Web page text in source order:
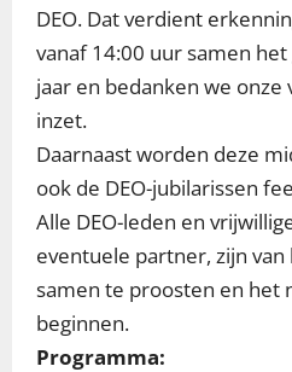
DEO. Dat verdient
vanaf 14:00 uur samen
jaar en bedanken we
inzet.
Daarnaast worden deze
ook de DEO-jubilarissen
Alle DEO-leden en
eventuele partner, zijn
samen te proosten en het
beginnen.
Programma: